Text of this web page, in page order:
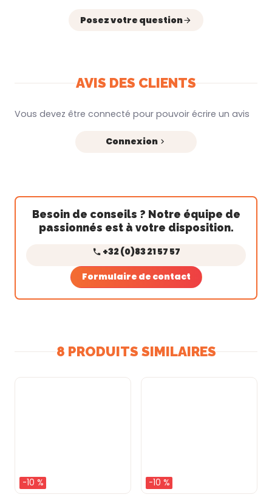
Posez votre question
AVIS DES CLIENTS
Vous devez être connecté pour pouvoir écrire un avis
Connexion
Besoin de conseils ? Notre équipe de
passionnés est à votre disposition.
+32 (0)83 21 57 57
Formulaire de contact
8 PRODUITS SIMILAIRES
-10 % -10 %